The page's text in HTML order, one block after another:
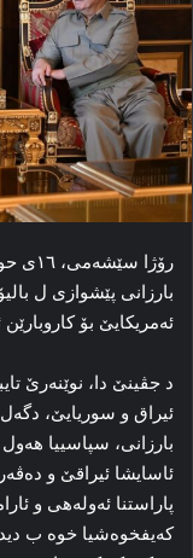
بارزانی پێشوازی ل
ئەمریکایێ بۆ
د جڤینێ دا، نوێنەرێ
ئیراق و سوریایێ،
بارزانی، سپاسییا
ئاسایشا ئیراقێ و
پاراستنا ئەولەهی و
كەیفخوەشیا خوە ب